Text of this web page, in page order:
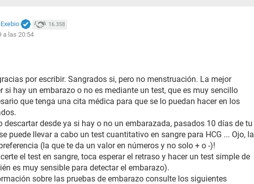
16.358
a las 20:54
por escribir. Sangrados si, pero no menstruación. La mejor
si hay un embarazo o no es mediante un test, que es muy sencillo
que tenga una cita médica para que se lo puedan hacer en los
descartar desde ya si hay o no un embarazada, pasados 10 días de tu
puede llevar a cabo un test cuantitativo en sangre para HCG ... Ojo, la
(la que te da un valor en números y no solo + o -)!
el test en sangre, toca esperar el retraso y hacer un test simple de
es muy sensible para detectar el embarazo).
sobre las pruebas de embarazo consulte los siguientes